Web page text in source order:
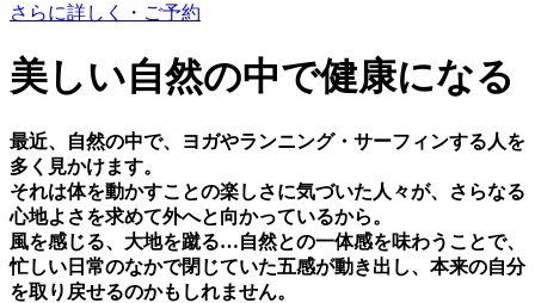
さらに詳しく・ご予約
美しい⾃然の中で健康になる
最近、⾃然の中で、ヨガやランニング・サーフィンする⼈を
多く⾒かけます。
それは体を動かすことの楽しさに気づいた⼈々が、さらなる
⼼地よさを求めて外へと向かっているから。
⾵を感じる、⼤地を蹴る…⾃然との⼀体感を味わうことで、
忙しい⽇常のなかで閉じていた五感が動き出し、本来の⾃分
を取り戻せるのかもしれません。